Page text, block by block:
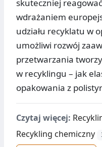
skuteczniej
wdrażaniem
udziału recyklatu w
umożliwi rozwój
przetwarzania
w recyklingu – jak
opakowania z
Czytaj więcej:
Recykling chemiczny